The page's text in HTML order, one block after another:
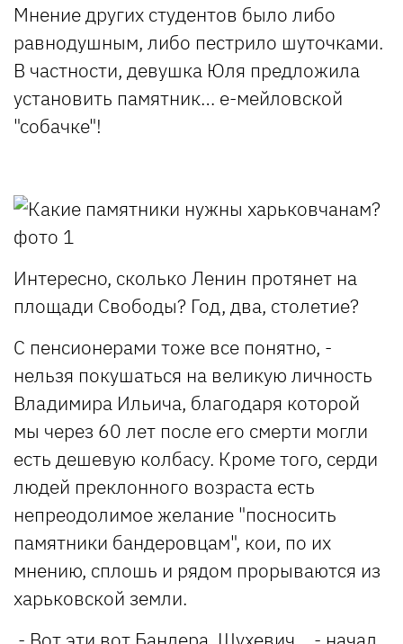
Мнение других студентов было либо
равнодушным, либо пестрило шуточками.
В частности, девушка Юля предложила
установить памятник… е-мейловской
"собачке"!
Интересно, сколько Ленин протянет на
площади Свободы? Год, два, столетие?
С пенсионерами тоже все понятно, -
нельзя покушаться на великую личность
Владимира Ильича, благодаря которой
мы через 60 лет после его смерти могли
есть дешевую колбасу. Кроме того, серди
людей преклонного возраста есть
непреодолимое желание "посносить
памятники бандеровцам", кои, по их
мнению, сплошь и рядом прорываются из
харьковской земли.